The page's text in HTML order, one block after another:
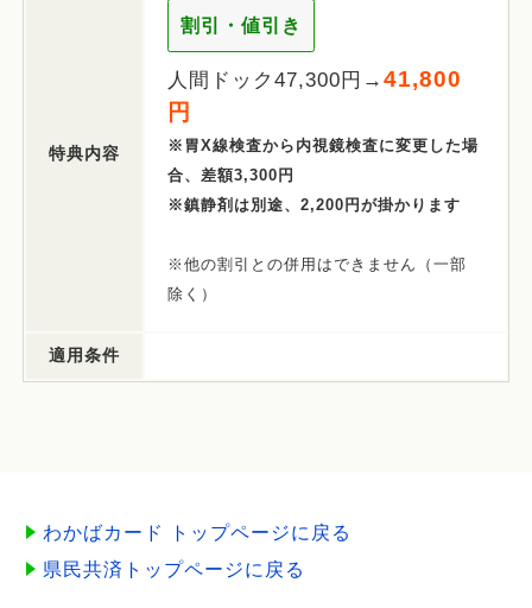
特典内容
割引・値引き
人間ドック47,300円→ 41,800
円
※胃X線検査から内視鏡検査に変更した場
合、差額3,300円
※鎮静剤は別途、2,200円が掛かります
※他の割引との併用はできません（一部
除く）
適用条件
わかばカード トップページに戻る
県民共済トップページに戻る